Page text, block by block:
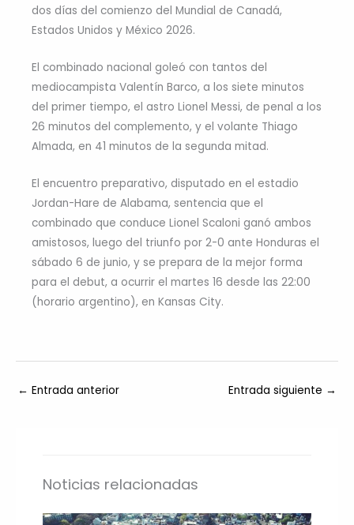
dos días del comienzo del Mundial de Canadá,
Estados Unidos y México 2026.
El combinado nacional goleó con tantos del
mediocampista Valentín Barco, a los siete minutos
del primer tiempo, el astro Lionel Messi, de penal a los
26 minutos del complemento, y el volante Thiago
Almada, en 41 minutos de la segunda mitad.
El encuentro preparativo, disputado en el estadio
Jordan-Hare de Alabama, sentencia que el
combinado que conduce Lionel Scaloni ganó ambos
amistosos, luego del triunfo por 2-0 ante Honduras el
sábado 6 de junio, y se prepara de la mejor forma
para el debut, a ocurrir el martes 16 desde las 22:00
(horario argentino), en Kansas City.
← Entrada anterior Entrada siguiente →
Noticias relacionadas